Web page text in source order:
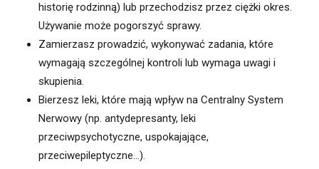
historię rodzinną) lub przechodzisz przez ciężki okres.
Używanie może pogorszyć sprawy.
Zamierzasz prowadzić, wykonywać zadania, które
wymagają szczególnej kontroli lub wymaga uwagi i
skupienia.
Bierzesz leki, które mają wpływ na Centralny System
Nerwowy (np. antydepresanty, leki
przeciwpsychotyczne, uspokajające,
przeciwepileptyczne…).